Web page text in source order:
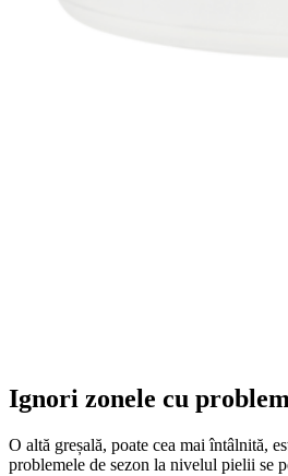
Ignori zonele cu
O altă greșală, poate cea mai întâlnită,
problemele de sezon la nivelul pielii se